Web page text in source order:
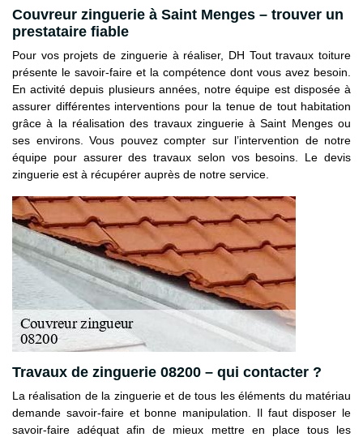
Couvreur zinguerie à Saint Menges – trouver un
prestataire fiable
Pour vos projets de zinguerie à réaliser, DH Tout travaux toiture
présente le savoir-faire et la compétence dont vous avez besoin.
En activité depuis plusieurs années, notre équipe est disposée à
assurer différentes interventions pour la tenue de tout habitation
grâce à la réalisation des travaux zinguerie à Saint Menges ou
ses environs. Vous pouvez compter sur l’intervention de notre
équipe pour assurer des travaux selon vos besoins. Le devis
zinguerie est à récupérer auprès de notre service.
Travaux de zinguerie 08200 – qui contacter ?
La réalisation de la zinguerie et de tous les éléments du matériau
demande savoir-faire et bonne manipulation. Il faut disposer le
savoir-faire adéquat afin de mieux mettre en place tous les